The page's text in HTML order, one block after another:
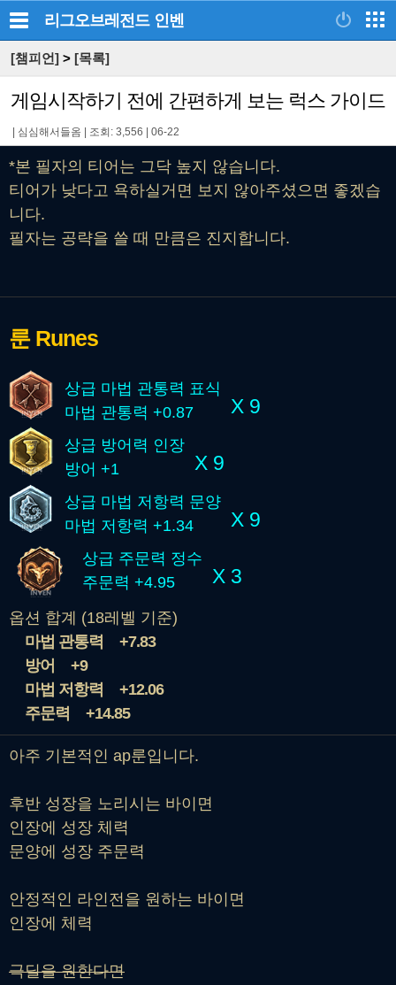
리그오브레전드 인벤
[챔피언] > [목록]
게임시작하기 전에 간편하게 보는 럭스 가이드
심심해서들옴 조회: 3,556 06-22
*본 필자의 티어는 그닥 높지 않습니다.
티어가 낮다고 욕하실거면 보지 않아주셨으면 좋겠습
니다.
필자는 공략을 쓸 때 만큼은 진지합니다.
룬 Runes
상급 마법 관통력 표식
마법 관통력 +0.87
X 9
상급 방어력 인장
방어 +1
X 9
상급 마법 저항력 문양
마법 저항력 +1.34
X 9
상급 주문력 정수
주문력 +4.95
X 3
옵션 합계 (18레벨 기준)
마법 관통력
+7.83
방어
+9
마법 저항력
+12.06
주문력
+14.85
아주 기본적인 ap룬입니다.
후반 성장을 노리시는 바이면
인장에 성장 체력
문양에 성장 주문력
안정적인 라인전을 원하는 바이면
인장에 체력
극딜을 원한다면